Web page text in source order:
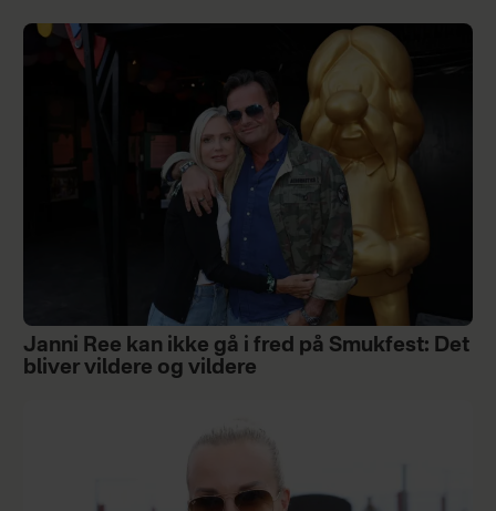
Janni Ree kan ikke gå i fred på Smukfest: Det
bliver vildere og vildere